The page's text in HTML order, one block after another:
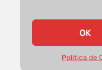
OK
Política de